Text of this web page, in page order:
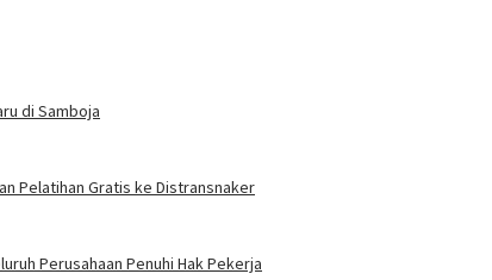
di Samboja
Pelatihan Gratis ke Distransnaker
Perusahaan Penuhi Hak Pekerja